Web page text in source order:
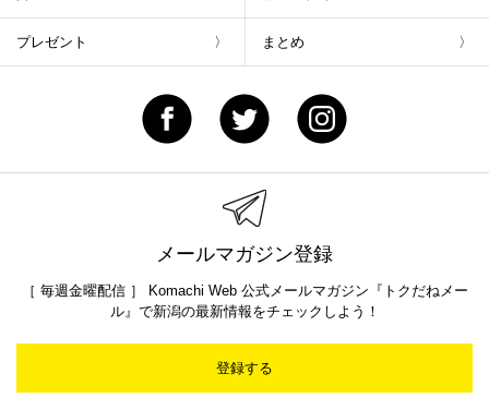
プレゼント まとめ
メールマガジン登録
［ 毎週金曜配信 ］ Komachi Web 公式メールマガジン『トクだねメー
ル』で新潟の最新情報をチェックしよう！
登録する